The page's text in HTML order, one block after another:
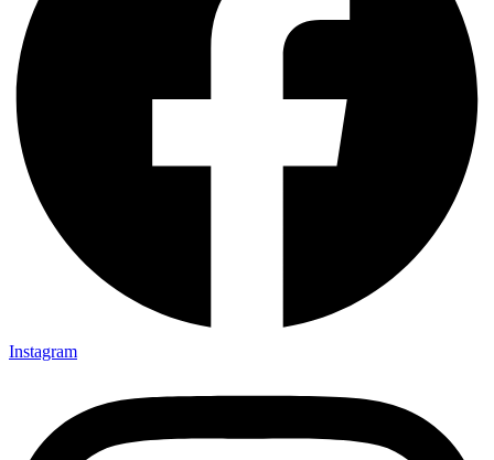
Instagram